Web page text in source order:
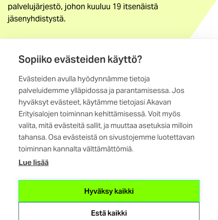
Sopiiko evästeiden käyttö?
Evästeiden avulla hyödynnämme tietoja
palveluidemme ylläpidossa ja parantamisessa. Jos
hyväksyt evästeet, käytämme tietojasi Akavan
Erityisalojen toiminnan kehittämisessä. Voit myös
valita, mitä evästeitä sallit, ja muuttaa asetuksia milloin
tahansa. Osa evästeistä on sivustojemme luotettavan
toiminnan kannalta välttämättömiä.
Lue lisää
Hyväksy kaikki
Estä kaikki
palvelujärjestö, johon kuuluu 19 itsenäistä
jäsenyhdistystä.
Löydä jäsenyhdistys
Yhteystiedot
Maistraatinportti 4 A, 6. krs
00240 Helsinki
Kaikki yhteystiedot
(ulkoinen